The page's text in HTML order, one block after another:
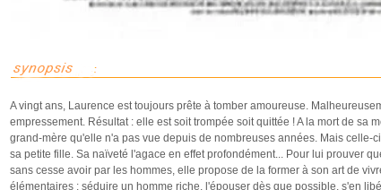
A vingt ans, Laurence est toujours prête à tomber amoureuse.
empressement. Résultat : elle est soit trompée soit quittée ! A la mort de sa
grand-mère qu'elle n'a pas vue depuis de nombreuses années. Mais celle-
sa petite fille. Sa naïveté l'agace en effet profondément... Pour lui prouver
sans cesse avoir par les hommes, elle propose de la former à son art de
élémentaires : séduire un homme riche, l'épouser dès que possible, s'en